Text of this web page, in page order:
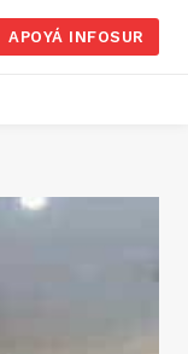
APOYÁ INFOSUR